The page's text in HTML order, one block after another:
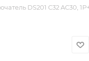
DS201 C32 AC30,